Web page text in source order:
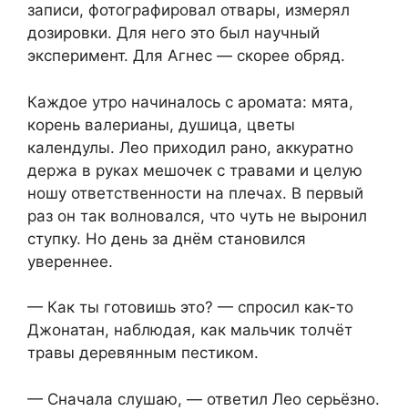
записи, фотографировал отвары, измерял
дозировки. Для него это был научный
эксперимент. Для Агнес — скорее обряд.
Каждое утро начиналось с аромата: мята,
корень валерианы, душица, цветы
календулы. Лео приходил рано, аккуратно
держа в руках мешочек с травами и целую
ношу ответственности на плечах. В первый
раз он так волновался, что чуть не выронил
ступку. Но день за днём становился
увереннее.
— Как ты готовишь это? — спросил как-то
Джонатан, наблюдая, как мальчик толчёт
травы деревянным пестиком.
— Сначала слушаю, — ответил Лео серьёзно.